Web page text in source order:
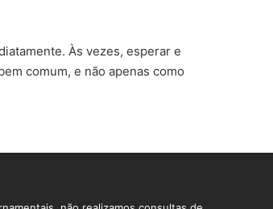
Às vezes, esperar e
comum, e não apenas como